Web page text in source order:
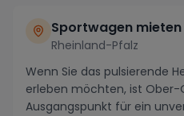
Sportwagen
Rheinland-Pfalz
Wenn Sie das pulsierende
erleben möchten, ist
Ausgangspunkt für ein